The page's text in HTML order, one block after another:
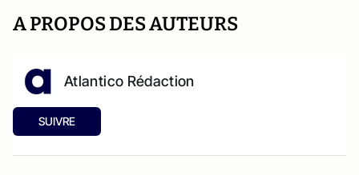
A PROPOS DES AUTEURS
Atlantico Rédaction
SUIVRE